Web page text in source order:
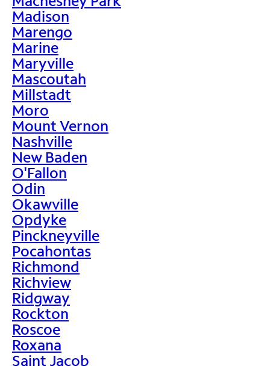
Madison
Marengo
Marine
Maryville
Mascoutah
Millstadt
Moro
Mount Vernon
Nashville
New Baden
O'Fallon
Odin
Okawville
Opdyke
Pinckneyville
Pocahontas
Richmond
Richview
Ridgway
Rockton
Roscoe
Roxana
Saint Jacob